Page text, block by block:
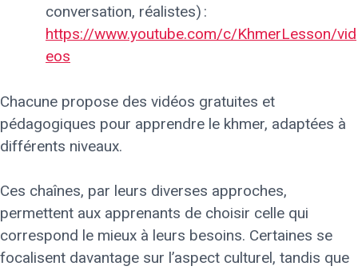
conversation, réalistes) :
https://www.youtube.com/c/KhmerLesson/vid
eos
Chacune propose des vidéos gratuites et
pédagogiques pour apprendre le khmer, adaptées à
différents niveaux.
Ces chaînes, par leurs diverses approches,
permettent aux apprenants de choisir celle qui
correspond le mieux à leurs besoins. Certaines se
focalisent davantage sur l’aspect culturel, tandis que